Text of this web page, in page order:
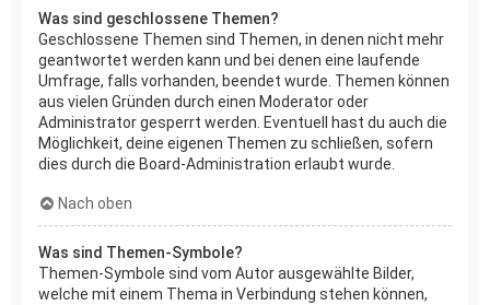
Was sind geschlossene Themen?
Geschlossene Themen sind Themen, in denen nicht mehr
geantwortet werden kann und bei denen eine laufende
Umfrage, falls vorhanden, beendet wurde. Themen können
aus vielen Gründen durch einen Moderator oder
Administrator gesperrt werden. Eventuell hast du auch die
Möglichkeit, deine eigenen Themen zu schließen, sofern
dies durch die Board-Administration erlaubt wurde.
Nach oben
Was sind Themen-Symbole?
Themen-Symbole sind vom Autor ausgewählte Bilder,
welche mit einem Thema in Verbindung stehen können,